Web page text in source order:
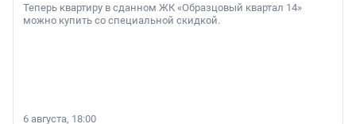
Теперь квартиру в сданном ЖК «Образцовый квартал 14»
можно купить со специальной скидкой.
6 августа, 18:00